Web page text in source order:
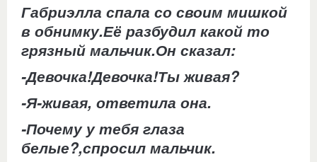
Габриэлла спала со своим мишкой
в обнимку.Её разбудил какой то
грязный мальчик.Он сказал:
-Девочка!Девочка!Ты живая?
-Я-живая, ответила она.
-Почему у тебя глаза
белые?,спросил мальчик.